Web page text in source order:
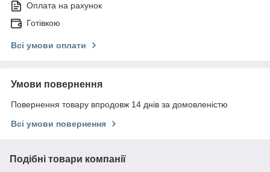
Оплата на рахунок
Готівкою
Всі умови оплати
Умови повернення
Повернення товару впродовж 14 днів за домовленістю
Всі умови повернення
Подібні товари компанії